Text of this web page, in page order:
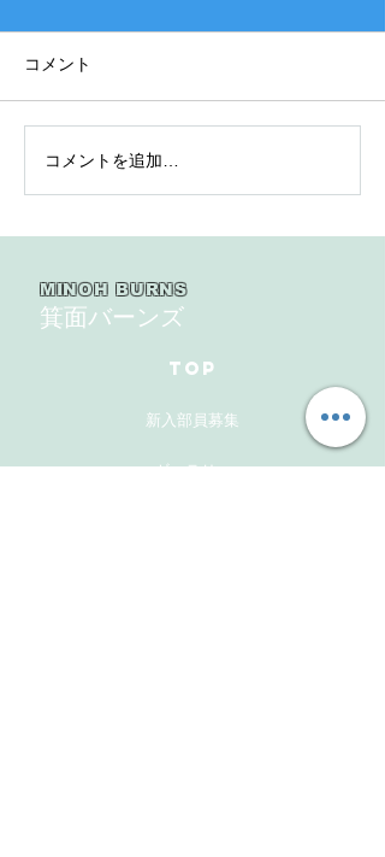
2025年度 Bクラス 関西団
地連盟 第110回中央決勝
コメント
コメントを追加…
MINOH BURNS
箕面バーンズ
TOP
新入部員募集
ギャラリー